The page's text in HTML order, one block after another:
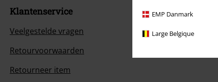
EMP Danmark
Large Belgique
Klantenservice
Veelgestelde vragen
Retourvoorwaarden
Retourneer item